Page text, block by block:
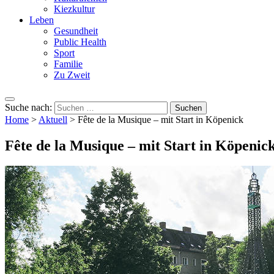
Kiezkultur
Leben
Gesundheit
Public Health
Sport
Familie
Zu Zweit
Suche nach:
Home > Aktuell > Fête de la Musique – mit Start in Köpenick
Fête de la Musique – mit Start in